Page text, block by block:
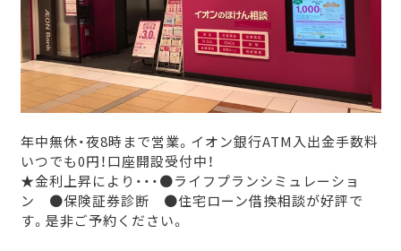
年中無休・夜8時まで営業。イオン銀行ATM入出金手数料
いつでも0円！口座開設受付中！
★金利上昇により・・・●ライフプランシミュレーショ
ン ●保険証券診断 ●住宅ローン借換相談が好評で
す。是非ご予約ください。